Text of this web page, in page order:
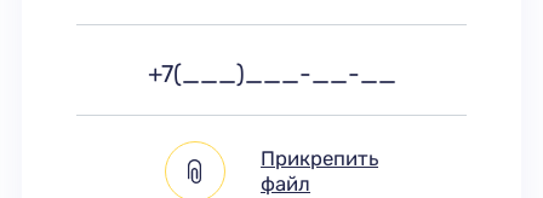
Прикрепить
файл